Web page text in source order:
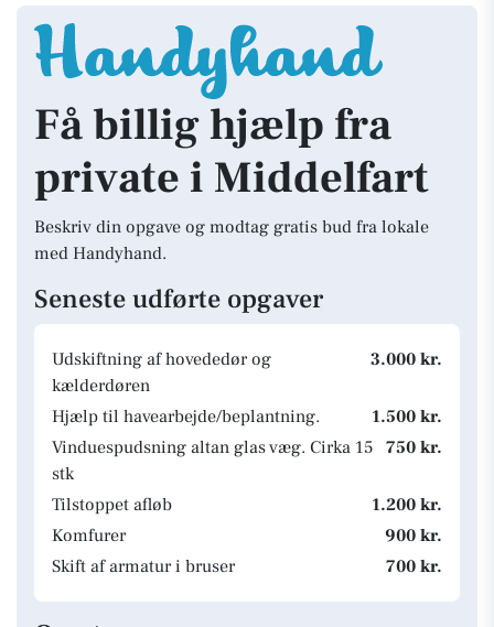
Få billig hjælp fra
private i Middelfart
Beskriv din opgave og modtag gratis bud fra lokale
med Handyhand.
Seneste udførte opgaver
Udskiftning af hovededør og
kælderdøren
3.000 kr.
Hjælp til havearbejde/beplantning.
1.500 kr.
Vinduespudsning altan glas væg. Cirka 15
stk
750 kr.
Tilstoppet afløb
1.200 kr.
Komfurer
900 kr.
Skift af armatur i bruser
700 kr.